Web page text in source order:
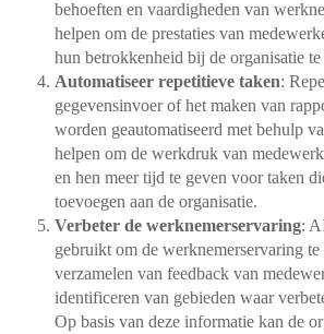
behoeften en vaardigheden van
helpen om de prestaties van
hun betrokkenheid bij de organisatie
Automatiseer repetitieve taken:
gegevensinvoer of het maken van
worden geautomatiseerd met behulp
helpen om de werkdruk van
en hen meer tijd te geven voor taken
toevoegen aan de organisatie.
Verbeter de werknemerservaring:
gebruikt om de werknemerservaring
verzamelen van feedback van
identificeren van gebieden waar
Op basis van deze informatie kan de